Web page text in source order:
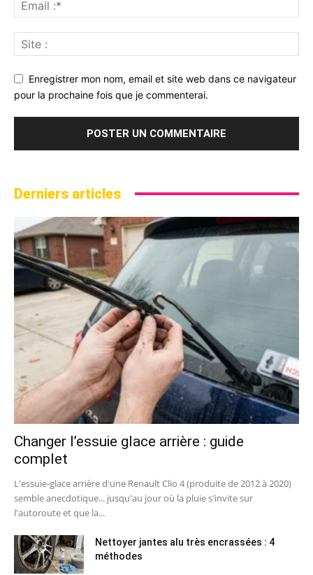
Enregistrer mon nom, email et site web dans ce navigateur
pour la prochaine fois que je commenterai.
Derniers articles
Changer l’essuie glace arrière : guide
complet
L'essuie-glace arrière d'une Renault Clio 4 (produite de 2012 à 2020)
semble anecdotique... jusqu'au jour où la pluie s'invite sur
l'autoroute et que la...
Nettoyer jantes alu très encrassées : 4
méthodes